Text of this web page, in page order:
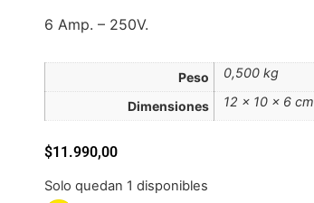
6 Amp. – 250V.
Peso 0,500 kg
Dimensiones 12 × 10 × 6 cm
$11.990,00
Solo quedan 1 disponibles